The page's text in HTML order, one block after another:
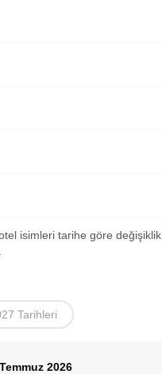
isimleri tarihe göre
Tarihleri
2026